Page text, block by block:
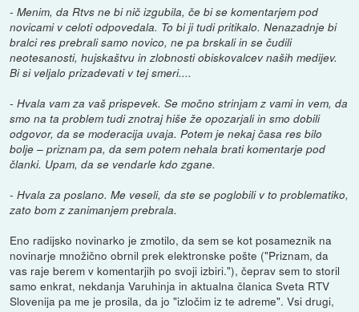
- Menim, da Rtvs ne bi nič izgubila, če bi se komentarjem pod
novicami v celoti odpovedala. To bi ji tudi pritikalo. Nenazadnje bi
bralci res prebrali samo novico, ne pa brskali in se čudili
neotesanosti, hujskaštvu in zlobnosti obiskovalcev naših medijev.
Bi si veljalo prizadevati v tej smeri....
- Hvala vam za vaš prispevek. Se močno strinjam z vami in vem, da
smo na ta problem tudi znotraj hiše že opozarjali in smo dobili
odgovor, da se moderacija uvaja. Potem je nekaj časa res bilo
bolje – priznam pa, da sem potem nehala brati komentarje pod
članki. Upam, da se vendarle kdo zgane.
- Hvala za poslano. Me veseli, da ste se poglobili v to problematiko,
zato bom z zanimanjem prebrala.
Eno radijsko novinarko je zmotilo, da sem se kot posameznik na
novinarje množično obrnil prek elektronske pošte ("Priznam, da
vas raje berem v komentarjih po svoji izbiri."), čeprav sem to storil
samo enkrat, nekdanja Varuhinja in aktualna članica Sveta RTV
Slovenija pa me je prosila, da jo "izločim iz te adreme". Vsi drugi,